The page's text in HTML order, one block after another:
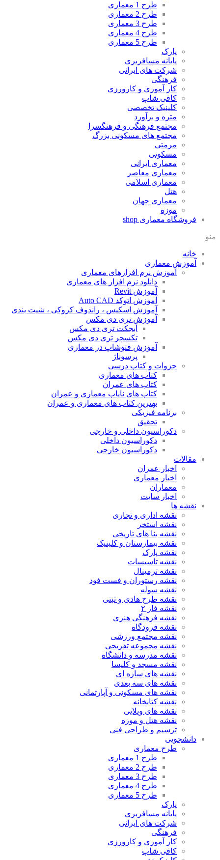
طرح 1 معماری
طرح 2 معماری
طرح 3 معماری
طرح 4 معماری
طرح 5 معماری
پارک
پایانه مسافربری
شرکت های ایرانی
فرهنگی
کار آموزی و کارورزی
کافی شاپ
کلینیک تخصصی
متره و برآورد
مجتمع فرهنگی و فرهنگسرا
مجتمع های مسکونی بزرگ
مرمتی
مسکونی
معماری ایرانی
معماری معاصر
معماری اسلامی
هتل
معماری جهان
موزه
فروشگاه معماری shop
منو
خانه
آموزش معماری
آموزش نرم افزارهای معماری
دانلود نرم افزار های معماری
آموزش Revit
آموزش اتوکد Auto CAD
آموزش اسکیس ، راندوف کروکی ، شیت بندی
آموزش تری دی مکس
آبجکت تری دی مکس
تکسچر تری دی مکس
آموزش فتوشاپ در معماری
پرسوناژ
جزوات و کتاب درسی
کتاب های معماری
کتاب های عمران
کتاب های نایاب معماری و عمران
بهترین کتاب های معماری و عمران
برنامه فیزیکی
تحقیق
دکوراسیون داخلی و خارجی
دکوراسیون داخلی
دکوراسیون خارجی
مقالات
اخبار عمران
اخبار معماری
معماران
اخبار سایت
نقشه ها
نقشه اداری و تجاری
نقشه استخر
نقشه بنا های تاریخی
نقشه بیمارستان و کلینیک
نقشه پارک
نقشه تاسیسات
نقشه ترمینال
نقشه رستوران و فست فود
نقشه سوله
نقشه طرح هادی و ثبتی
نقشه فاز ۲
نقشه فرهنگی هنری
نقشه فرودگاه
نقشه مجتمع ورزشی
نقشه مجموعه تفریحی
نقشه مدرسه و دانشگاه
نقشه مسجد و کلیسا
نقشه های سازه ای
نقشه های سه بعدی
نقشه های مسکونی و آپارتمانی
نقشه کتابخانه
نقشه های ویلایی
نقشه هتل و موزه
ترسیم و طراحی فنی
دانشجویی
طرح معماری
طرح 1 معماری
طرح 2 معماری
طرح 3 معماری
طرح 4 معماری
طرح 5 معماری
پارک
پایانه مسافربری
شرکت های ایرانی
فرهنگی
کار آموزی و کارورزی
کافی شاپ